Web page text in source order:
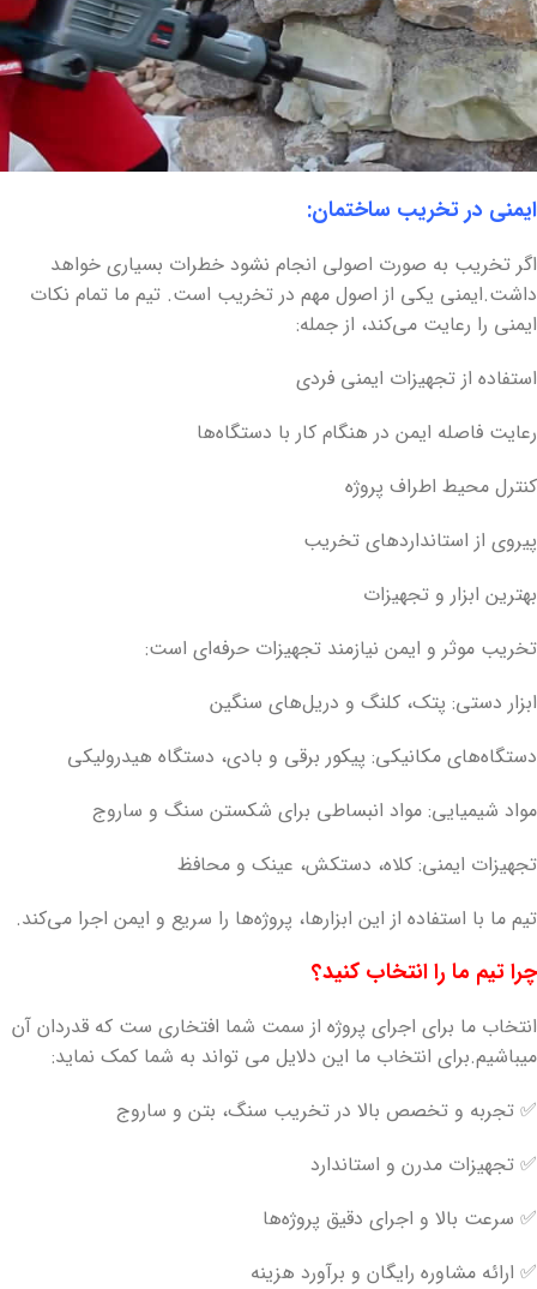
ایمنی در تخریب ساختمان:
اگر تخریب به صورت اصولی انجام نشود خطرات بسیاری خواهد
داشت.ایمنی یکی از اصول مهم در تخریب است. تیم ما تمام نکات
ایمنی را رعایت می‌کند، از جمله:
استفاده از تجهیزات ایمنی فردی
رعایت فاصله ایمن در هنگام کار با دستگاه‌ها
کنترل محیط اطراف پروژه
پیروی از استانداردهای تخریب
بهترین ابزار و تجهیزات
تخریب موثر و ایمن نیازمند تجهیزات حرفه‌ای است:
ابزار دستی: پتک، کلنگ و دریل‌های سنگین
دستگاه‌های مکانیکی: پیکور برقی و بادی، دستگاه هیدرولیکی
مواد شیمیایی: مواد انبساطی برای شکستن سنگ و ساروج
تجهیزات ایمنی: کلاه، دستکش، عینک و محافظ
تیم ما با استفاده از این ابزارها، پروژه‌ها را سریع و ایمن اجرا می‌کند.
چرا تیم ما را انتخاب کنید؟
انتخاب ما برای اجرای پروژه از سمت شما افتخاری ست که قدردان آن
میباشیم.برای انتخاب ما این دلایل می تواند به شما کمک نماید:
✅ تجربه و تخصص بالا در تخریب سنگ، بتن و ساروج
✅ تجهیزات مدرن و استاندارد
✅ سرعت بالا و اجرای دقیق پروژه‌ها
✅ ارائه مشاوره رایگان و برآورد هزینه